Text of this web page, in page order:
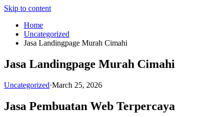
Skip to content
Home
Uncategorized
Jasa Landingpage Murah Cimahi
Jasa Landingpage Murah Cimahi
Uncategorized·March 25, 2026
Jasa Pembuatan Web Terpercaya